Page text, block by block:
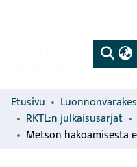
Etusivu
RKTL:n julkaisusarjat